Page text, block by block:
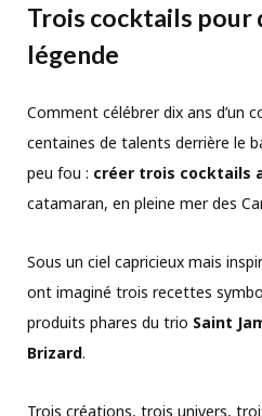
Trois cocktails pour
légende
Comment célébrer dix ans d’un
centaines de talents derrière le
peu fou : créer trois cocktails
catamaran, en pleine mer des
Sous un ciel capricieux mais
ont imaginé trois recettes
produits phares du trio Saint
Brizard.
Trois créations, trois univers,